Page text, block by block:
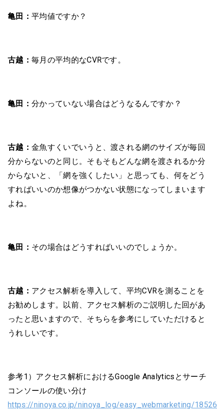
亀田： 平均値ですか？
古越： 毎月の平均的なCVRです。
亀田： 分かっていない場合はどうなるんですか？
古越： 金魚すくいでいうと、渡される網のサイズが毎回
分からないのと同じ。そもそもどんな網を渡されるか分
からないと、「網を強くしたい」と思っても、何をどう
すればいいのか想像がつかない状態になってしまいます
よね。
亀田： その場合はどうすればいいのでしょうか。
古越： アクセス解析を導入して、平均CVRを測ることを
お勧めします。以前、アクセス解析のご説明した回があ
ったと思いますので、そちらを参考にしていただけると
うれしいです。
参考1）アクセス解析におけるGoogle Analyticsとサーチ
コンソールの使い分け
https://ninoya.co.jp/ninoya_log/easy_webmarketing/18526